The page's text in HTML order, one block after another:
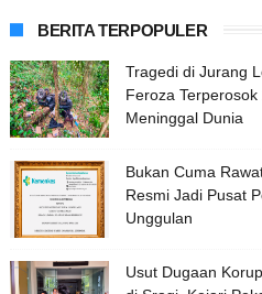
BERITA TERPOPULER
Tragedi di Jurang
Feroza
Meninggal Dunia
Bukan Cuma
Resmi Jadi Pusat
Unggulan
Usut Dugaan